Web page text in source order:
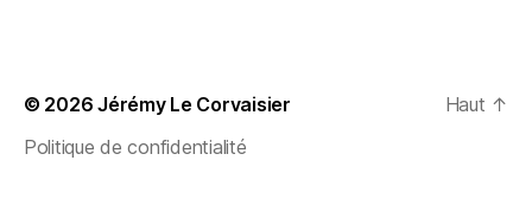
© 2026Jérémy Le Corvaisier
Politique de confidentialité
Haut ↑